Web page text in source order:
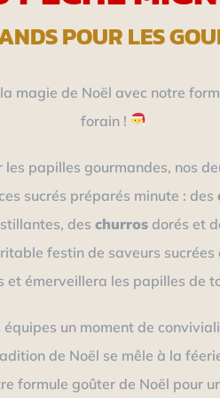
POUR LES
magie de Noël avec notre
forain !
les papilles gourmandes, nos
sucrés préparés minute : des
deschurros dorés et
festin de saveurs
et émerveillera les papilles de
équipes un moment de
de Noël se mêle à la
formule goûter de Noël pour